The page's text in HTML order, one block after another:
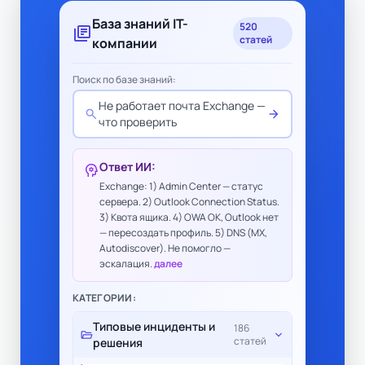
library_booksБаза знаний IT-
компании
520
статей
Поиск по базе знаний:
search Не работает почта Exchange —
что проверить
arrow_forward
psychologyОтвет ИИ:
Exchange: 1) Admin Center — статус
сервера. 2) Outlook Connection Status.
3) Квота ящика. 4) OWA ОК, Outlook нет
— пересоздать профиль. 5) DNS (MX,
Autodiscover). Не помогло —
эскалация.далее
КАТЕГОРИИ:
folder_open
Типовые инциденты и
решения
186
статей
expand_more